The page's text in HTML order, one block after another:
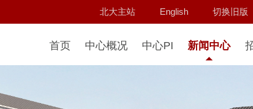
北大主站 English 切换旧版
首页 中心概况 中心PI 新闻中心